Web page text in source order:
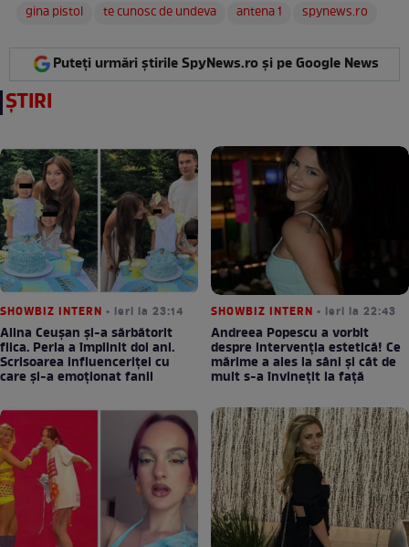
gina pistol
te cunosc de undeva antena 1 spynews.ro
Puteți urmări știrile SpyNews.ro și pe Google News
ȘTIRI
SHOWBIZ INTERN • ieri la 23:14
Alina Ceușan și-a sărbătorit
fiica. Perla a împlinit doi ani.
Scrisoarea influenceriței cu
care și-a emoționat fanii
SHOWBIZ INTERN • ieri la 22:43
Andreea Popescu a vorbit
despre intervenția estetică! Ce
mărime a ales la sâni și cât de
mult s-a învinețit la față